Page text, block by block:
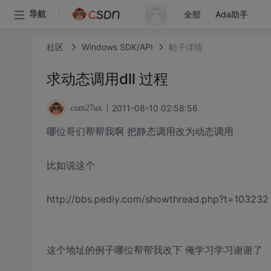
导航 全部 Ada助手
社区 Windows SDK/API 帖子详情
求动态调用dll 过程
com27ux 2011-08-10 02:58:56
哪位哥们帮帮我啊 把静态调用改为动态调用
比如说这个
http://bbs.pediy.com/showthread.php?t=103232
这个地址的例子哪位帮帮我改下 俺学习学习谢谢了